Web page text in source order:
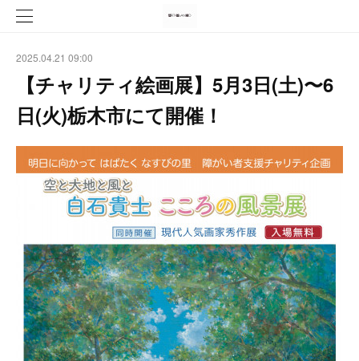
2025.04.21 09:00
【チャリティ絵画展】5月3日(土)〜6
日(火)栃木市にて開催！